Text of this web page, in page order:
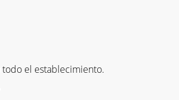
el establecimiento.